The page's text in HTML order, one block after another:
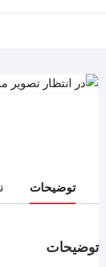
توضیحات
توضیحات